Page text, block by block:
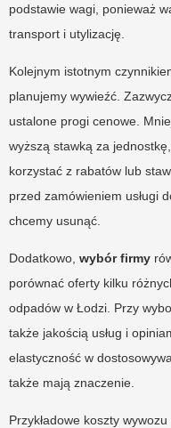
podstawie wagi, ponieważ
transport i utylizację.
Kolejnym istotnym
planujemy wywieźć.
ustalone progi cenowe.
wyższą stawką za
korzystać z rabatów lub
przed zamówieniem usługi
chcemy usunąć.
Dodatkowo, wybór firmy
porównać oferty kilku
odpadów w Łodzi. Przy
także jakością usług i
elastyczność w
także mają znaczenie.
Przykładowe koszty